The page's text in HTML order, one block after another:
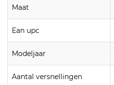
Maat
Ean upc
Modeljaar
Aantal versnellingen